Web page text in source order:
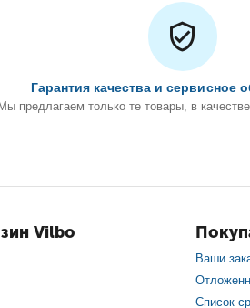
Гарантия качества и сервисное
предлагаем только те товары, в
Vilbo
Ваши
Список